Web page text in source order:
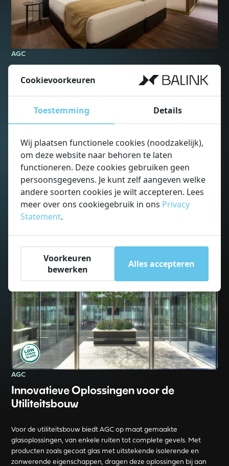
AGC
Glasoplossingen voor de Woningbouw
AGC levert een breed scala aan glasproducten voor de
woningbouw, zoals isolerend glas, gelaagd veiligheidsglas en
geluidwerend glas. Deze oplossingen verhogen het
en dragen bij aan een moderne uitstraling van woningen. Ook
biedt AGC glas voor interieurtoepassingen, zoals corrosiewerend
duurzaamheid en design combineren.
Read more about
AGC
Innovatieve Oplossingen voor de
Utiliteitsbouw
Voor de utiliteitsbouw biedt AGC op maat gemaakte
glasoplossingen, van enkele ruiten tot complete gevels. Met
producten zoals gecoat glas met uitstekende isolerende en
zonwerende eigenschappen, dragen deze oplossingen bij aan
Cookievoorkeuren
Toestemming Details
Wij plaatsen functionele cookies (noodzakelijk),
om deze website naar behoren te laten
functioneren. Deze cookies gebruiken geen
persoonsgegevens. Je kunt zelf aangeven welke
andere soorten cookies je wilt accepteren. Lees
meer over ons cookiegebruik in ons Privacy
Statement.
Voorkeuren
bewerken
Alles accepteren